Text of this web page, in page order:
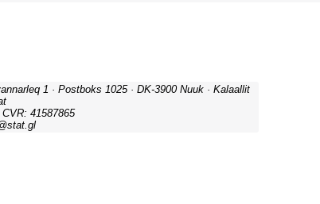
1 · Postboks 1025 · DK-3900 Nuuk · Kalaallit
41587865